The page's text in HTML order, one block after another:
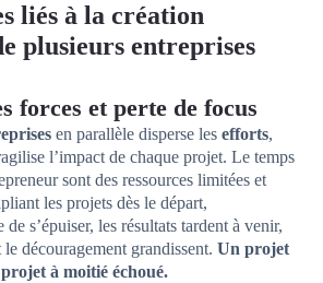
liés à la création
plusieurs entreprises
forces et perte de focus
en parallèle disperse les efforts,
l’impact de chaque projet. Le temps
sont des ressources limitées et
les projets dès le départ,
de s’épuiser, les résultats tardent à venir,
le découragement grandissent. Un projet
à moitié échoué.